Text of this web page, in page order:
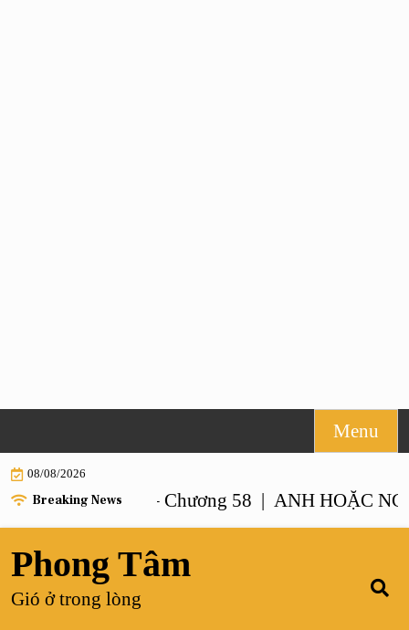
to
content
Menu
08/08/2026
Breaking News
NHƯ ANH – Chương 58 | ANH HOẶC NGƯỜI
Phong Tâm
Gió ở trong lòng